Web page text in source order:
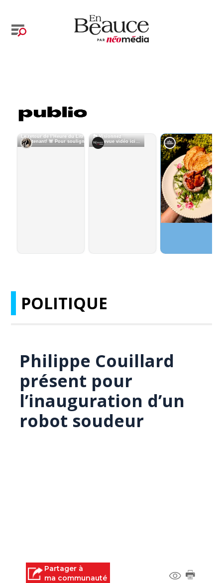
POLITIQUE
Philippe Couillard
présent pour
l’inauguration d’un
robot soudeur
Partager à
ma communauté